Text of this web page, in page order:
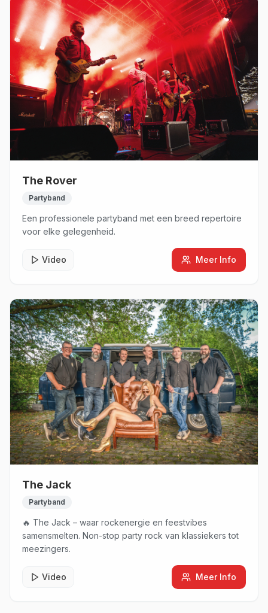
The Rover
Partyband
Een professionele partyband met een breed repertoire
voor elke gelegenheid.
Video Meer Info
The Jack
Partyband
🔥 The Jack – waar rockenergie en feestvibes
samensmelten. Non-stop party rock van klassiekers tot
meezingers.
Video Meer Info